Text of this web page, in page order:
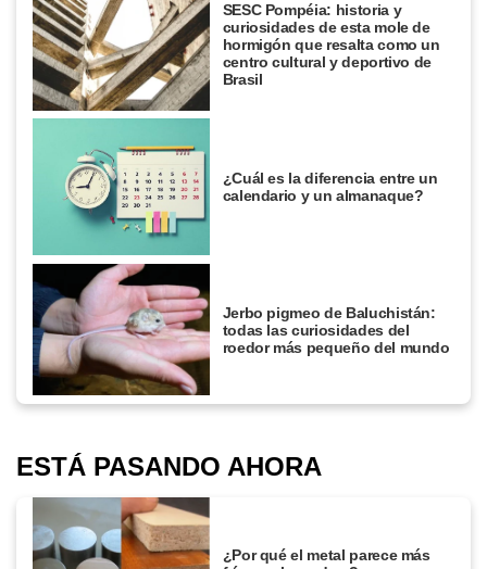
SESC Pompéia: historia y
curiosidades de esta mole de
hormigón que resalta como un
centro cultural y deportivo de
Brasil
¿Cuál es la diferencia entre un
calendario y un almanaque?
Jerbo pigmeo de Baluchistán:
todas las curiosidades del
roedor más pequeño del mundo
ESTÁ PASANDO AHORA
¿Por qué el metal parece más